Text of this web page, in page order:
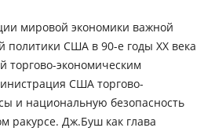
мировой экономики важной
политики США в 90-е годы ХХ века
торгово-экономическим
США торгово-
и национальную безопасность
ракурсе. Дж.Буш как глава